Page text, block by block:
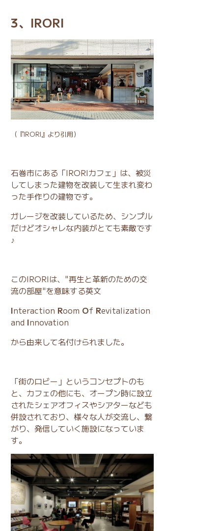
3、IRORI
（ 『IRORI』 より引用）
石巻市にある「IRORIカフェ」は、被災
してしまった建物を改装して生まれ変わ
った手作りの建物です。
ガレージを改装しているため、シンプル
だけどオシャレな内装がとても素敵です
♪
このIRORIは、"再生と革新のための交
流の部屋"を意味する英文
Interaction Room Of Revitalization
and Innovation
から由来して名付けられました。
「街のロビー」というコンセプトのも
と、カフェの他にも、オープン時に設立
されたシェアオフィスやシアターなども
併設されており、様々な人が交流し、繋
がり、発信していく施設になっていま
す。